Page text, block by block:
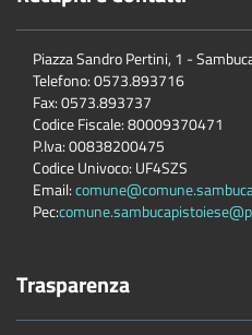
Piazza Sandro Pertini, 1 -
Telefono: 0573.893716
Fax: 0573.893737
Codice Fiscale: 80009370471
P.Iva: 00838200475
Codice Univoco: UF4SZS
Email:
Pec:
Trasparenza